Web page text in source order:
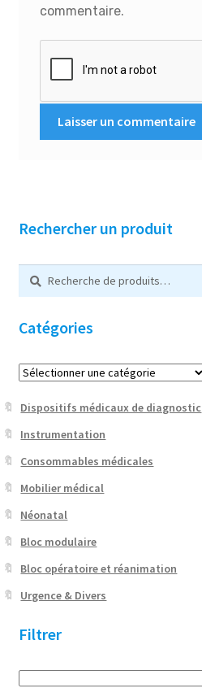
commentaire.
Rechercher un produit
Recherche
pour :
h
r
c
e
Catégories
Dispositifs médicaux de diagnostic
Instrumentation
Consommables médicales
Mobilier médical
Néonatal
Bloc modulaire
Bloc opératoire et réanimation
Urgence & Divers
Filtrer